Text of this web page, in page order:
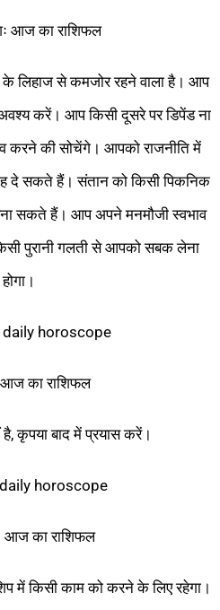
आज का राशिफल
लिहाज से कमजोर रहने वाला है। आप
करें। आप किसी दूसरे पर डिपेंड ना
करने की सोचेंगे। आपको राजनीति में
दे सकते हैं। संतान को किसी पिकनिक
सकते हैं। आप अपने मनमौजी स्वभाव
पुरानी गलती से आपको सबक लेना
होगा।
horoscope
आज का राशिफल
कृपया बाद में प्रयास करें।
horoscope
आज का राशिफल
में किसी काम को करने के लिए रहेगा।